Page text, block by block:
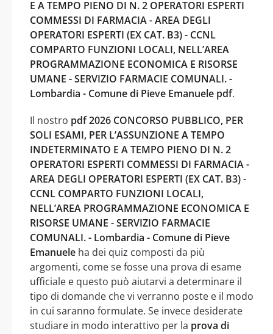
E A TEMPO PIENO DI N. 2 OPERATORI ESPERTI
COMMESSI DI FARMACIA - AREA DEGLI
OPERATORI ESPERTI (EX CAT. B3) - CCNL
COMPARTO FUNZIONI LOCALI, NELL’AREA
PROGRAMMAZIONE ECONOMICA E RISORSE
UMANE - SERVIZIO FARMACIE COMUNALI. -
Lombardia - Comune di Pieve Emanuele pdf.
Il nostro pdf 2026 CONCORSO PUBBLICO, PER
SOLI ESAMI, PER L’ASSUNZIONE A TEMPO
INDETERMINATO E A TEMPO PIENO DI N. 2
OPERATORI ESPERTI COMMESSI DI FARMACIA -
AREA DEGLI OPERATORI ESPERTI (EX CAT. B3) -
CCNL COMPARTO FUNZIONI LOCALI,
NELL’AREA PROGRAMMAZIONE ECONOMICA E
RISORSE UMANE - SERVIZIO FARMACIE
COMUNALI. - Lombardia - Comune di Pieve
Emanuele ha dei quiz composti da più
argomenti, come se fosse una prova di esame
ufficiale e questo può aiutarvi a determinare il
tipo di domande che vi verranno poste e il modo
in cui saranno formulate. Se invece desiderate
studiare in modo interattivo per la prova di